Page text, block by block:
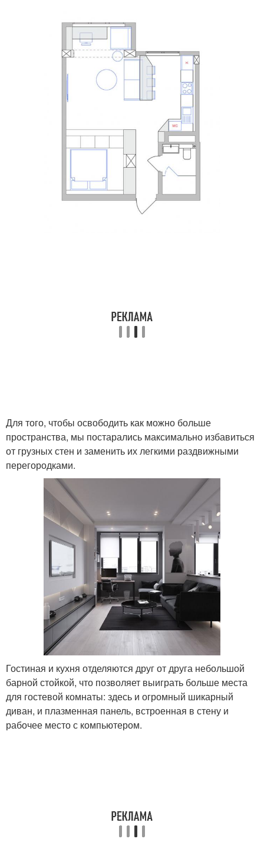
Для того, чтобы освободить как можно больше
пространства, мы постарались максимально избавиться
от грузных стен и заменить их легкими раздвижными
перегородками.
Гостиная и кухня отделяются друг от друга небольшой
барной стойкой, что позволяет выиграть больше места
для гостевой комнаты: здесь и огромный шикарный
диван, и плазменная панель, встроенная в стену и
рабочее место с компьютером.